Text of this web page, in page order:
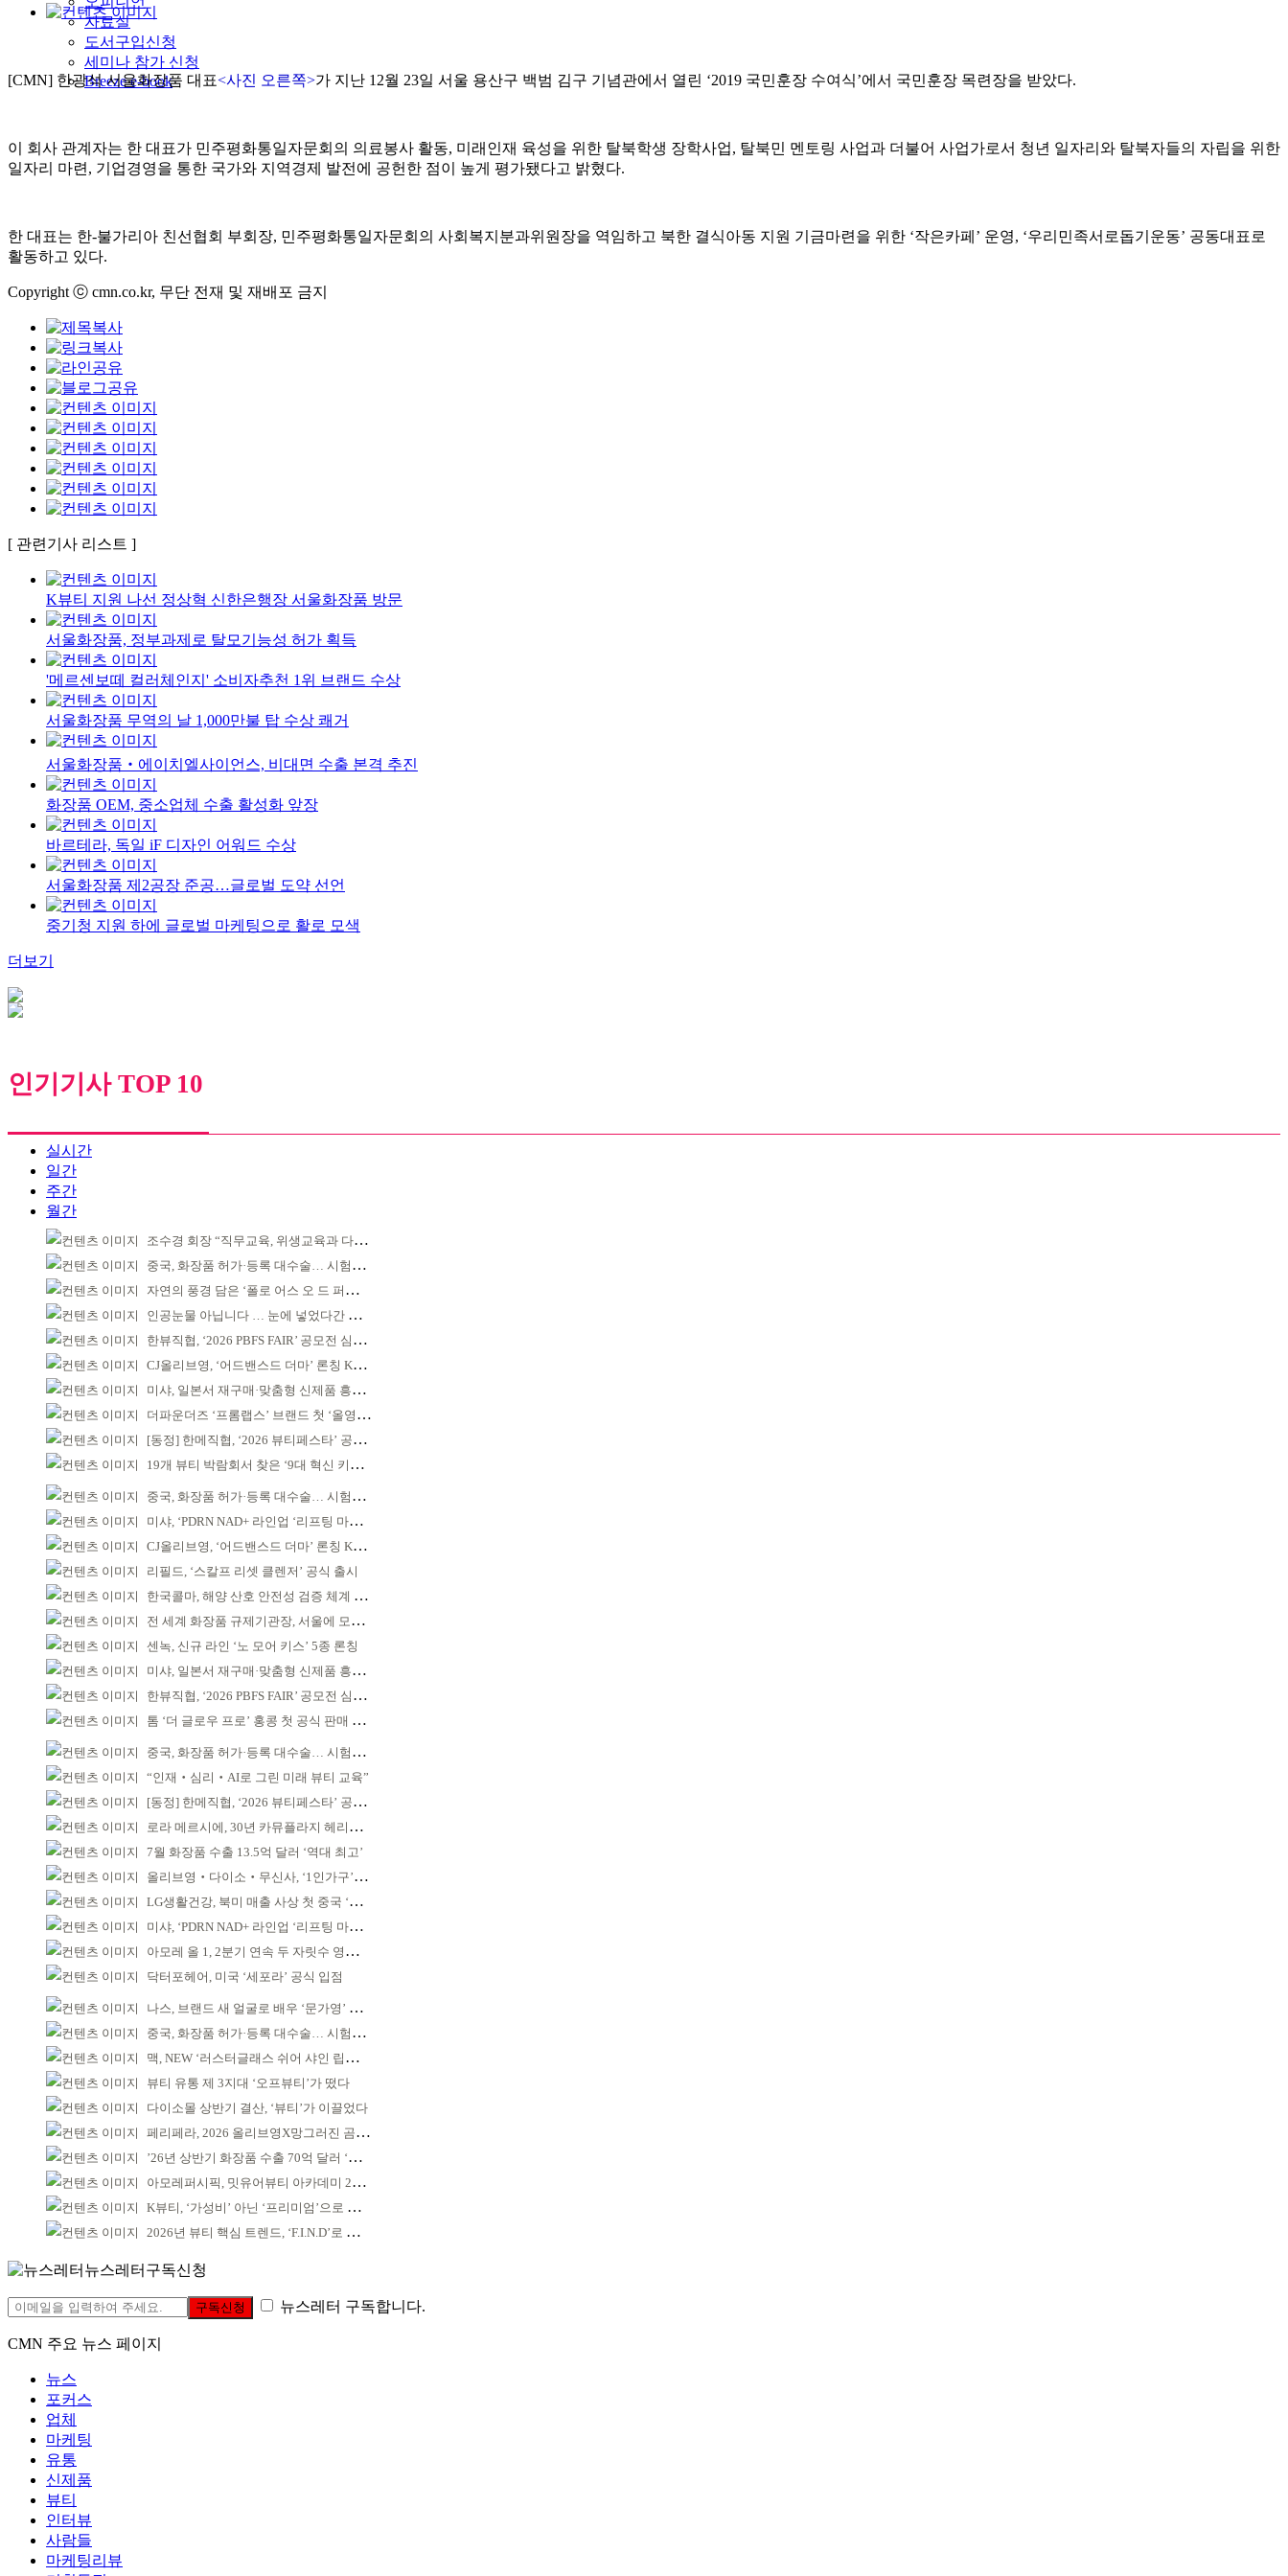
자료실
도서구입신청
세미나 참가 신청
Breeze e-book
[CMN] 한광석 서울화장품 대표<사진 오른쪽>가 지난 12월 23일 서울 용산구 백범 김구 기념관에서 열린 ‘2019 국민훈장 수여식’에서 국민훈장 목련장을 받았다.
이 회사 관계자는 한 대표가 민주평화통일자문회의 의료봉사 활동, 미래인재 육성을 위한 탈북학생 장학사업, 탈북민 멘토링 사업과 더불어 사업가로서 청년 일자리와 탈북자들의 자립을 위한
일자리 마련, 기업경영을 통한 국가와 지역경제 발전에 공헌한 점이 높게 평가됐다고 밝혔다.
한 대표는 한-불가리아 친선협회 부회장, 민주평화통일자문회의 사회복지분과위원장을 역임하고 북한 결식아동 지원 기금마련을 위한 ‘작은카페’ 운영, ‘우리민족서로돕기운동’ 공동대표로
활동하고 있다.
Copyright ⓒ cmn.co.kr, 무단 전재 및 재배포 금지
[ 관련기사 리스트 ]
K뷰티 지원 나선 정상혁 신한은행장 서울화장품 방문
서울화장품, 정부과제로 탈모기능성 허가 획득
'메르센보떼 컬러체인지' 소비자추천 1위 브랜드 수상
서울화장품 무역의 날 1,000만불 탑 수상 쾌거
서울화장품‧에이치엘사이언스, 비대면 수출 본격 추진
화장품 OEM, 중소업체 수출 활성화 앞장
바르테라, 독일 iF 디자인 어워드 수상
서울화장품 제2공장 준공…글로벌 도약 선언
중기청 지원 하에 글로벌 마케팅으로 활로 모색
더보기
인기기사 TOP 10
실시간
일간
주간
월간
조수경 회장 “직무교육, 위생교육과 다르다”
중국, 화장품 허가·등록 대수술… 시험자료 공용 허용
자연의 풍경 담은 ‘폴로 어스 오 드 퍼퓸’ 4종 출시
인공눈물 아닙니다 … 눈에 넣었다간 각막 손상
한뷰직협, ‘2026 PBFS FAIR’ 공모전 심사 성료
CJ올리브영, ‘어드밴스드 더마’ 론칭 K더마 육성 박차
미샤, 일본서 재구매·맞춤형 신제품 흥행 ‘쌍끌이’
더파운더즈 ‘프롬랩스’ 브랜드 첫 ‘올영픽’ 선정
[동정] 한메직협, ‘2026 뷰티페스타’ 공동 주최
19개 뷰티 박람회서 찾은 ‘9대 혁신 키워드’
중국, 화장품 허가·등록 대수술… 시험자료 공용 허용
미샤, ‘PDRN NAD+ 라인업 ‘리프팅 마스크’ 출시
CJ올리브영, ‘어드밴스드 더마’ 론칭 K더마 육성 박차
리필드, ‘스칼프 리셋 클렌저’ 공식 출시
한국콜마, 해양 산호 안전성 검증 체계 구축
전 세계 화장품 규제기관장, 서울에 모인다
센녹, 신규 라인 ‘노 모어 키스’ 5종 론칭
미샤, 일본서 재구매·맞춤형 신제품 흥행 ‘쌍끌이’
한뷰직협, ‘2026 PBFS FAIR’ 공모전 심사 성료
톰 ‘더 글로우 프로’ 홍콩 첫 공식 판매 완판
중국, 화장품 허가·등록 대수술… 시험자료 공용 허용
“인재‧심리‧AI로 그린 미래 뷰티 교육”
[동정] 한메직협, ‘2026 뷰티페스타’ 공동 주최
로라 메르시에, 30년 카뮤플라지 헤리티지 담아
7월 화장품 수출 13.5억 달러 ‘역대 최고’
올리브영‧다이소‧무신사, ‘1인가구’가 이끈다
LG생활건강, 북미 매출 사상 첫 중국 ‘추월’
미샤, ‘PDRN NAD+ 라인업 ‘리프팅 마스크’ 출시
아모레 올 1, 2분기 연속 두 자릿수 영업이익률 기록
닥터포헤어, 미국 ‘세포라’ 공식 입점
나스, 브랜드 새 얼굴로 배우 ‘문가영’ 발탁
중국, 화장품 허가·등록 대수술… 시험자료 공용 허용
맥, NEW ‘러스터글래스 쉬어 샤인 립스틱’ 출시
뷰티 유통 제 3지대 ‘오프뷰티’가 떴다
다이소몰 상반기 결산, ‘뷰티’가 이끌었다
페리페라, 2026 올리브영X망그러진 곰 콜라보
’26년 상반기 화장품 수출 70억 달러 ‘역대 최고’
아모레퍼시픽, 밋유어뷰티 아카데미 2기 발대식
K뷰티, ‘가성비’ 아닌 ‘프리미엄’으로 승부걸어야
2026년 뷰티 핵심 트렌드, ‘F.I.N.D’로 읽는다
뉴스레터구독신청
구독신청 뉴스레터 구독합니다.
CMN 주요 뉴스 페이지
뉴스
포커스
업체
마케팅
유통
신제품
뷰티
인터뷰
사람들
마케팅리뷰